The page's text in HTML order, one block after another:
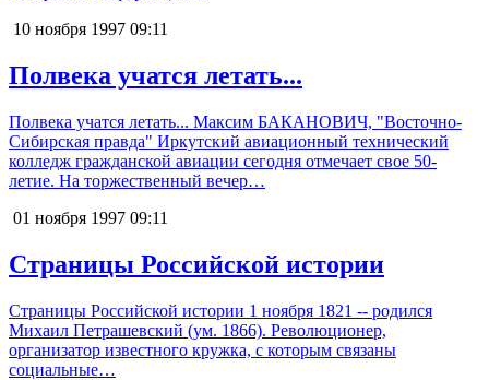
10 ноября 1997 09:11
Полвека учатся летать...
Полвека учатся летать... Максим БАКАНОВИЧ, "Восточно-
Сибирская правда" Иркутский авиационный технический
колледж гражданской авиации сегодня отмечает свое 50-
летие. На торжественный вечер…
01 ноября 1997 09:11
Страницы Российской истории
Страницы Российской истории 1 ноября 1821 -- родился
Михаил Петрашевский (ум. 1866). Революционер,
организатор известного кружка, с которым связаны
социальные…